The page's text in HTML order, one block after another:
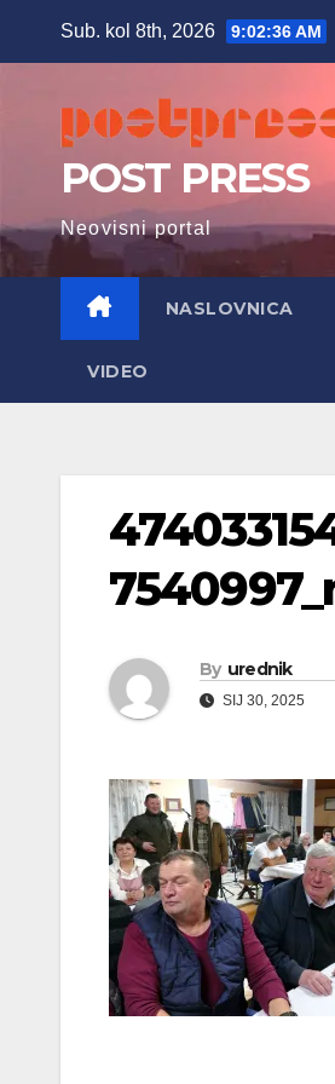
Sub. kol 8th, 2026 9:02:37 AM
POST PRESS
Neovisni portal
NASLOVNICA
VIDEO
By urednik
SIJ 30, 2025